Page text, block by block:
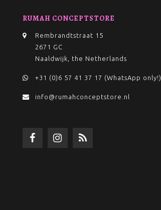
RUMAH CONCEPTSTORE
Rembrandtstraat 15
2671 GC
Naaldwijk, the Netherlands
+31 (0)6 57 41 37 17 (WhatsApp only!)
info@rumahconceptstore.nl